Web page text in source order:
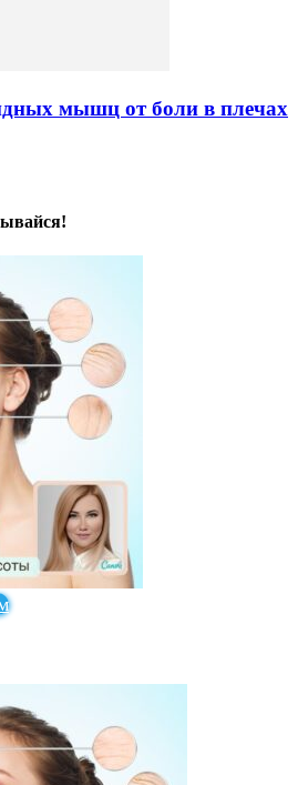
мышц от боли в плечах